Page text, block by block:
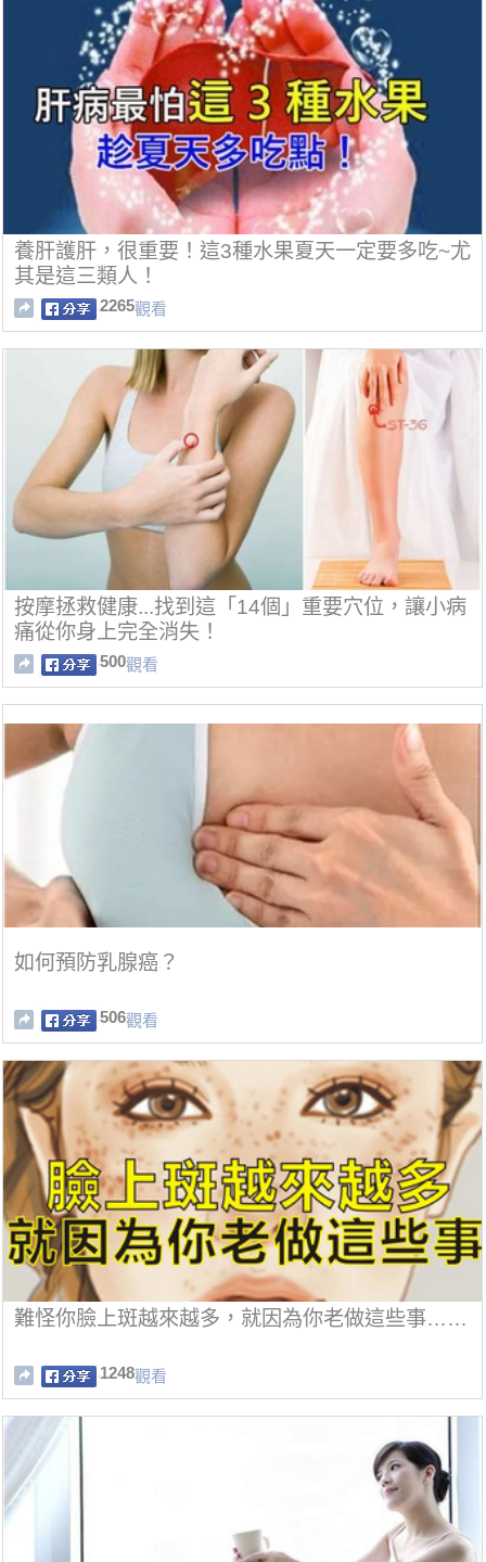
養肝護肝，很重要！這3種水果夏天一定要多吃~尤
其是這三類人！
2265觀看
按摩拯救健康...找到這「14個」重要穴位，讓小病
痛從你身上完全消失！
500觀看
如何預防乳腺癌？
506觀看
難怪你臉上斑越來越多，就因為你老做這些事……
1248觀看